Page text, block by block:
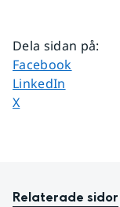
Dela sidan på:
Dela sidan på
Facebook
Dela sidan på
LinkedIn
Dela sidan på
X
Relaterade sidor